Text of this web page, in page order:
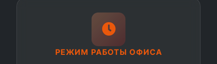
РЕЖИМ РАБОТЫ ОФИСА